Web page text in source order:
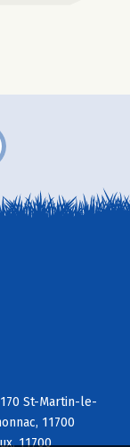
St-Martin-le-
11700
11700